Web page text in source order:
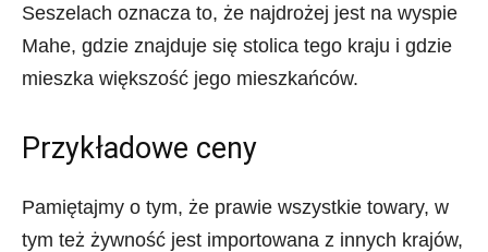
Seszelach oznacza to, że najdrożej jest na wyspie
Mahe, gdzie znajduje się stolica tego kraju i gdzie
mieszka większość jego mieszkańców.
Przykładowe ceny
Pamiętajmy o tym, że prawie wszystkie towary, w
tym też żywność jest importowana z innych krajów,